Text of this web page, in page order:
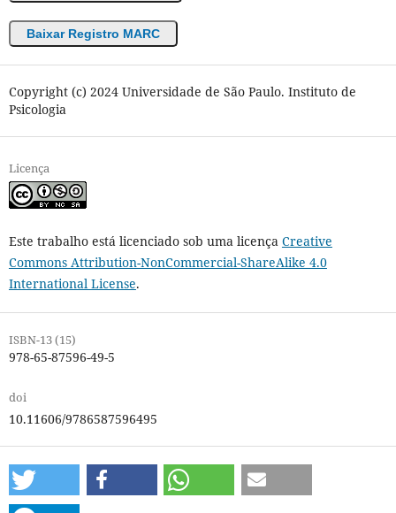
Baixar Registro MARC
Copyright (c) 2024 Universidade de São Paulo. Instituto de
Psicologia
Licença
Este trabalho está licenciado sob uma licença Creative
Commons Attribution-NonCommercial-ShareAlike 4.0
International License.
ISBN-13 (15)
978-65-87596-49-5
doi
10.11606/9786587596495